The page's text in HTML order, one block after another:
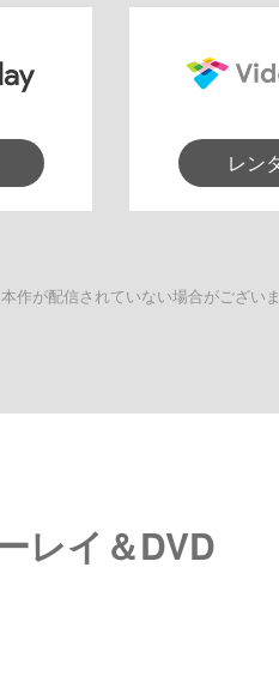
レン
が配信されていない場合がござい
レイ＆DVD